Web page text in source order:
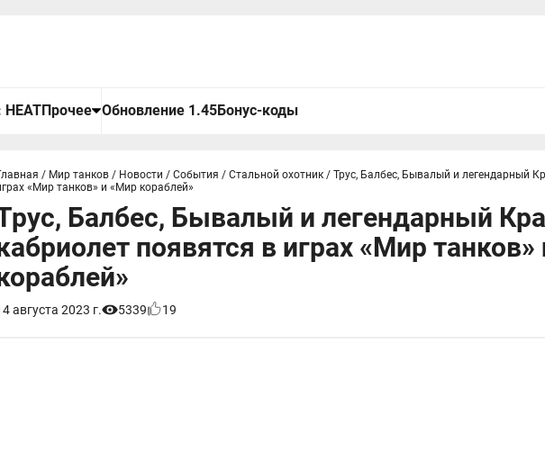
HEATПрочее Обновление 1.45Бонус-коды
/ Мир танков / Новости / События / Стальной охотник / Трус, Балбес, Бывалый и легендарный
«Мир танков» и «Мир кораблей»
Балбес, Бывалый и легендарный
появятся в играх «Мир
августа 2023 г. 5339 19